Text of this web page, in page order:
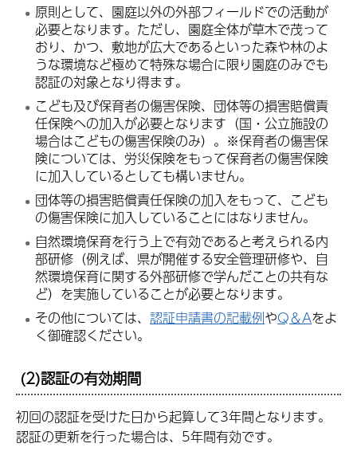
原則として、園庭以外の外部フィールドでの活動が
必要となります。ただし、園庭全体が草木で茂って
おり、かつ、敷地が広大であるといった森や林のよ
うな環境など極めて特殊な場合に限り園庭のみでも
認証の対象となり得ます。
こども及び保育者の傷害保険、団体等の損害賠償責
任保険への加入が必要となります（国・公立施設の
場合はこどもの傷害保険のみ）。※保育者の傷害保
険については、労災保険をもって保育者の傷害保険
に加入しているとしても構いません。
団体等の損害賠償責任保険の加入をもって、こども
の傷害保険に加入していることにはなりません。
自然環境保育を行う上で有効であると考えられる内
部研修（例えば、県が開催する安全管理研修や、自
然環境保育に関する外部研修で学んだことの共有な
ど）を実施していることが必要となります。
その他については、認証申請書の記載例やQ＆Aをよ
く御確認ください。
(2)認証の有効期間
初回の認証を受けた日から起算して3年間となります。
認証の更新を行った場合は、5年間有効です。